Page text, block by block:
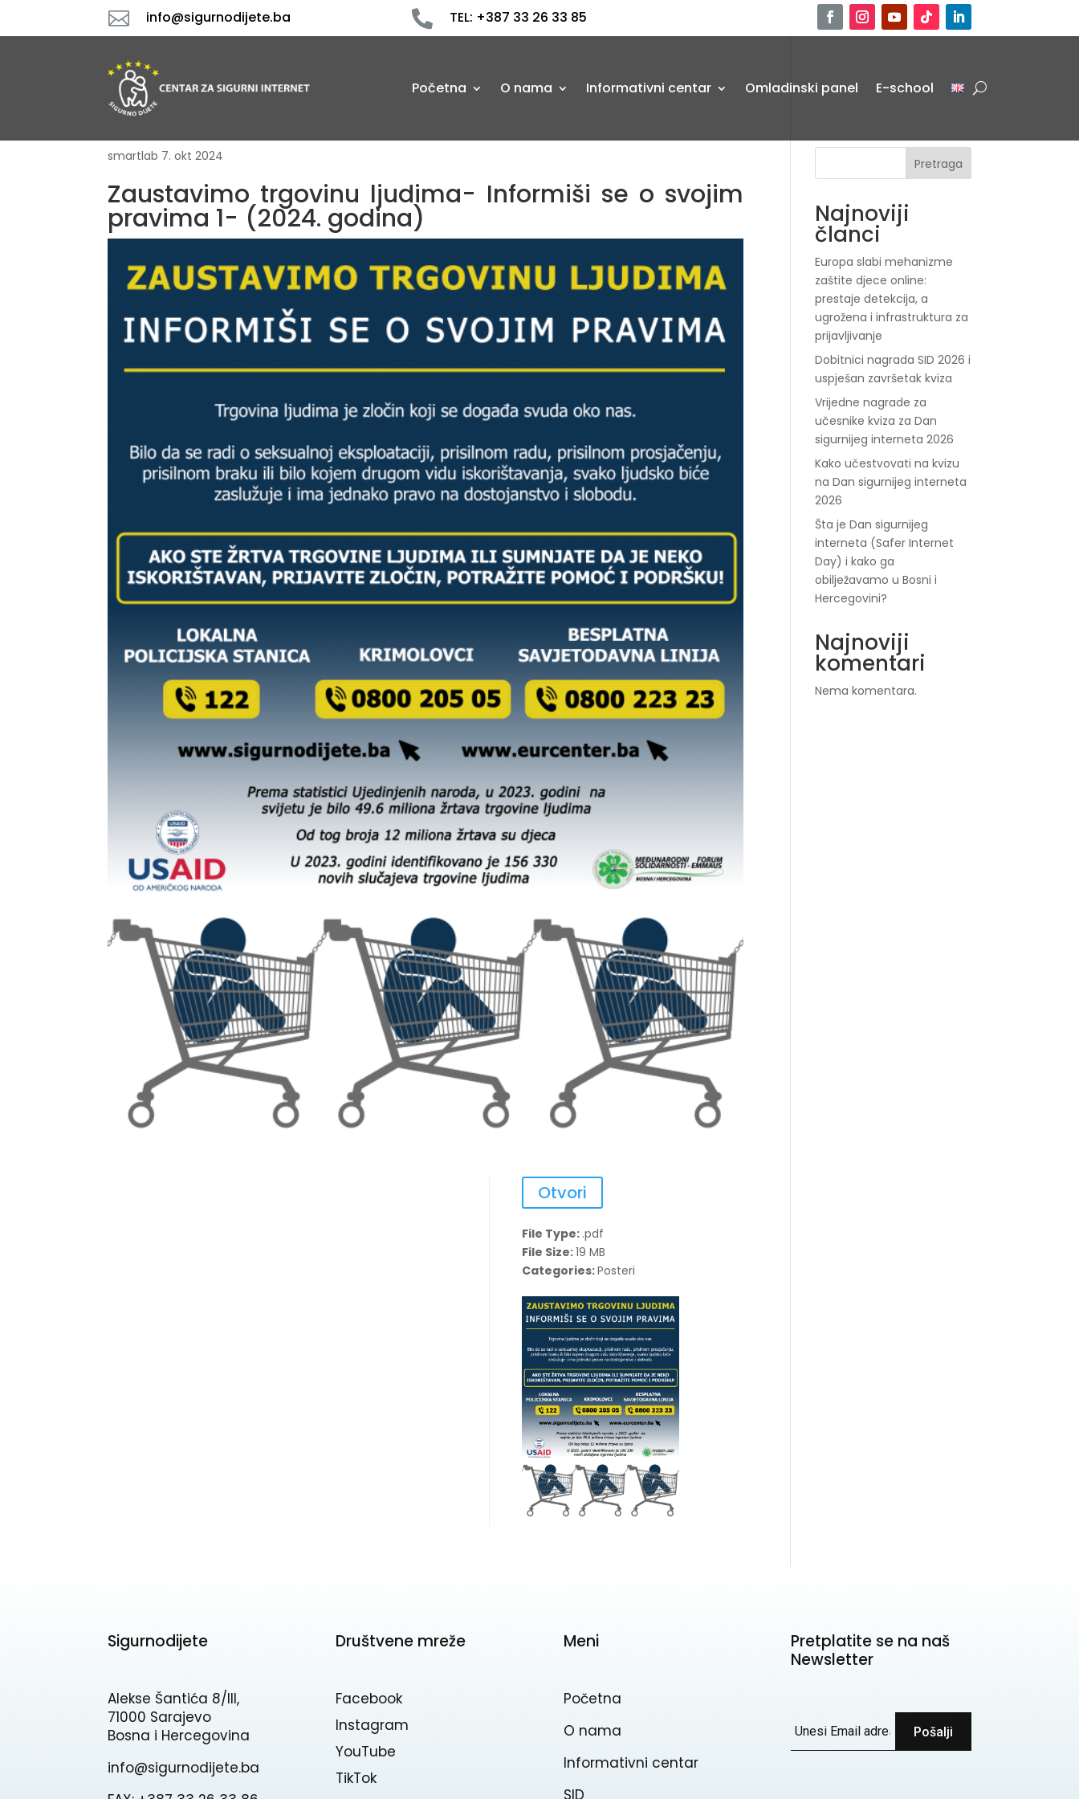
 info@sigurnodijete.ba  TEL: +387 33 26 33 85
Početna O nama Informativni centar Omladinski panel E-school
smartlab 7. okt 2024
Zaustavimo trgovinu ljudima- Informiši se o svojim
pravima 1- (2024. godina)
Otvori
File Type: .pdf
File Size:19 MB
Categories:Posteri
Pretraga
Najnoviji
članci
Europa slabi mehanizme
zaštite djece online:
prestaje detekcija, a
ugrožena i infrastruktura za
prijavljivanje
Dobitnici nagrada SID 2026 i
uspješan završetak kviza
Vrijedne nagrade za
učesnike kviza za Dan
sigurnijeg interneta 2026
Kako učestvovati na kvizu
na Dan sigurnijeg interneta
2026
Šta je Dan sigurnijeg
interneta (Safer Internet
Day) i kako ga
obilježavamo u Bosni i
Hercegovini?
Najnoviji
komentari
Nema komentara.
Sigurnodijete
Alekse Šantića 8/III,
71000 Sarajevo
Bosna i Hercegovina
info@sigurnodijete.ba
Društvene mreže
Facebook
Instagram
YouTube
TikTok
Meni
Početna
O nama
Informativni centar
Pretplatite se na naš
Newsletter
Pošalji